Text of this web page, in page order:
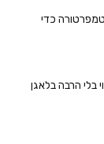
כדי
בלי הרבה בלאגן